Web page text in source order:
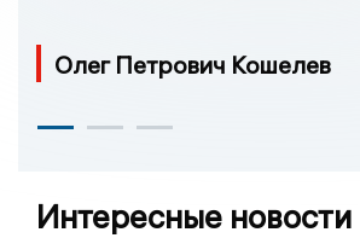
Олег Петрович Кошелев
Интересные новости